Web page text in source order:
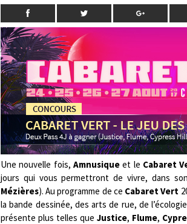
Une nouvelle fois, Amnusiqueet le Cabaret
jours qui vous permettront de vivre, dans
Mézières). Au programme de ce Cabaret Vert
la bande dessinée, des arts de rue, de
présente plus telles queJustice, Flume,